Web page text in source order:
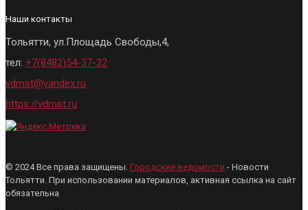
Наши контакты
Тольятти, ул.Площадь Свободы,4,
тел: +7(8482)54-37-32
vdmst@yandex.ru
https://vdmst.ru
© 2024 Все права защищены. Городские ведомости - Новости
Тольятти. При использовании материалов, активная ссылка на сайт
обязательна